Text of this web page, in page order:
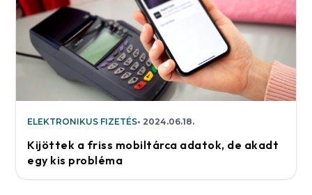
ELEKTRONIKUS FIZETÉS 2024.06.18.
Kijöttek a friss mobiltárca adatok, de akadt
egy kis probléma